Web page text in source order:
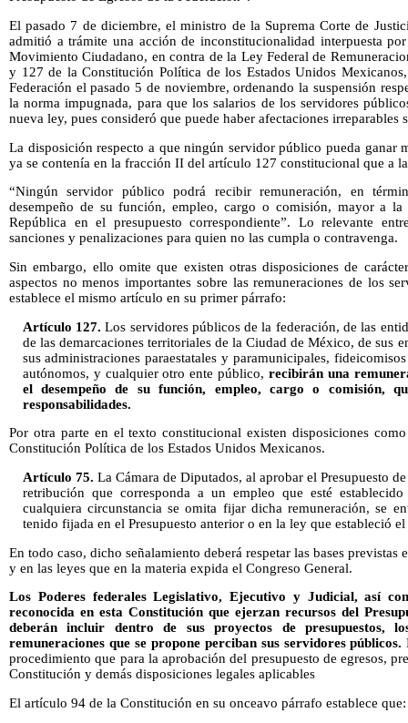
El pasado 7 de diciembre, el ministro de la Suprema Corte de
admitió a trámite una acción de inconstitucionalidad interpuesta
Movimiento Ciudadano, en contra de la Ley Federal de
y 127 de la Constitución Política de los Estados Unidos
Federación el pasado 5 de noviembre, ordenando la suspensión
la norma impugnada, para que los salarios de los servidores
nueva ley, pues consideró que puede haber afectaciones irreparables
La disposición respecto a que ningún servidor público pueda ganar
ya se contenía en la fracción II del artículo 127 constitucional que a
“Ningún servidor público podrá recibir remuneración, en
desempeño de su función, empleo, cargo o comisión, mayor a la
República en el presupuesto correspondiente”. Lo relevante
sanciones y penalizaciones para quien no las cumpla o contravenga.
Sin embargo, ello omite que existen otras disposiciones de
aspectos no menos importantes sobre las remuneraciones de los
establece el mismo artículo en su primer párrafo:
Artículo 127. Los servidores públicos de la federación, de las
de las demarcaciones territoriales de la Ciudad de México, de sus
sus administraciones paraestatales y paramunicipales,
autónomos, y cualquier otro ente público,recibirán una
el desempeño de su función, empleo, cargo o comisión,
responsabilidades.
Por otra parte en el texto constitucional existen disposiciones
Constitución Política de los Estados Unidos Mexicanos.
Artículo 75. La Cámara de Diputados, al aprobar el Presupuesto
retribución que corresponda a un empleo que esté
cualquiera circunstancia se omita fijar dicha remuneración, se
tenido fijada en el Presupuesto anterior o en la ley que estableció
En todo caso, dicho señalamiento deberá respetar las bases
y en las leyes que en la materia expida el Congreso General.
Los Poderes federales Legislativo, Ejecutivo y Judicial, así
reconocida en esta Constitución que ejerzan recursos del
deberán incluir dentro de sus proyectos de presupuestos,
remuneraciones que se propone perciban sus servidores públicos.
procedimiento que para la aprobación del presupuesto de egresos,
Constitución y demás disposiciones legales aplicables
El artículo 94 de la Constitución en su onceavo párrafo establece que: